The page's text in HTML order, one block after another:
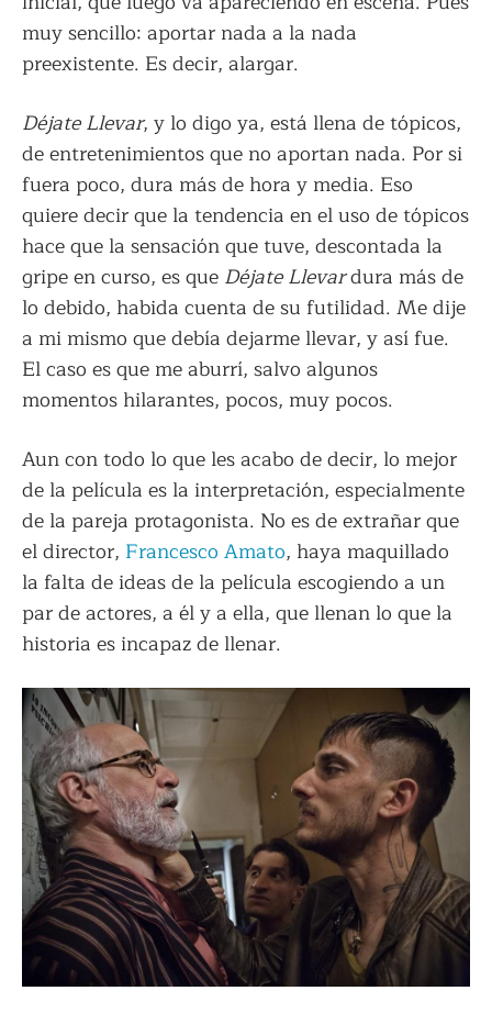
muy sencillo: aportar nada a la nada
preexistente. Es decir, alargar.
Déjate Llevar, y lo digo ya, está llena de tópicos,
de entretenimientos que no aportan nada. Por si
fuera poco, dura más de hora y media. Eso
quiere decir que la tendencia en el uso de tópicos
hace que la sensación que tuve, descontada la
gripe en curso, es que Déjate Llevardura más de
lo debido, habida cuenta de su futilidad. Me dije
a mi mismo que debía dejarme llevar, y así fue.
El caso es que me aburrí, salvo algunos
momentos hilarantes, pocos, muy pocos.
Aun con todo lo que les acabo de decir, lo mejor
de la película es la interpretación, especialmente
de la pareja protagonista. No es de extrañar que
el director, Francesco Amato, haya maquillado
la falta de ideas de la película escogiendo a un
par de actores, a él y a ella, que llenan lo que la
historia es incapaz de llenar.